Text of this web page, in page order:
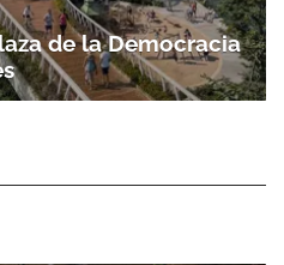
de la Democracia